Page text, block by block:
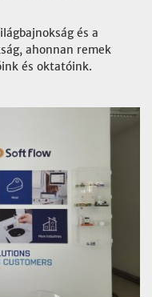
és a
ahonnan remek
és oktatóink.